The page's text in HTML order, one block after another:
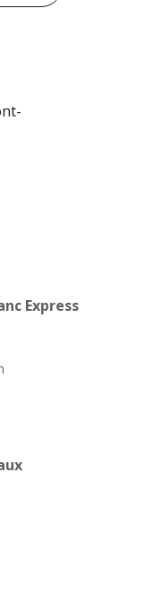
Express